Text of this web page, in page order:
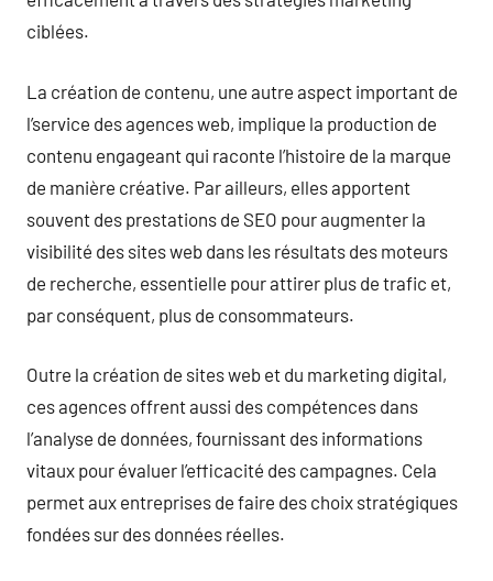
ciblées.
La création de contenu, une autre aspect important de
l’service des agences web, implique la production de
contenu engageant qui raconte l’histoire de la marque
de manière créative. Par ailleurs, elles apportent
souvent des prestations de SEO pour augmenter la
visibilité des sites web dans les résultats des moteurs
de recherche, essentielle pour attirer plus de trafic et,
par conséquent, plus de consommateurs.
Outre la création de sites web et du marketing digital,
ces agences offrent aussi des compétences dans
l’analyse de données, fournissant des informations
vitaux pour évaluer l’efficacité des campagnes. Cela
permet aux entreprises de faire des choix stratégiques
fondées sur des données réelles.